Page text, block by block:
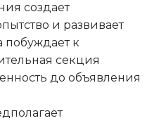
создает
и развивает
побуждает к
секция
до объявления